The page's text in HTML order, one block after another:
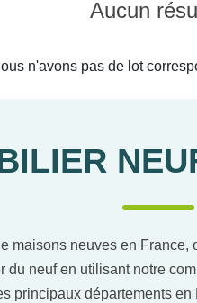
Aucun
n'avons pas de lot
maisons neuves en
neuf en utilisant notre
principaux départements